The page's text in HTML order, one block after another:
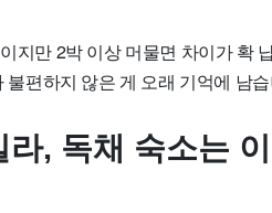
지만 2박 이상 머물면 차이가 확
불편하지 않은 게 오래 기억에 남
라, 독채 숙소는